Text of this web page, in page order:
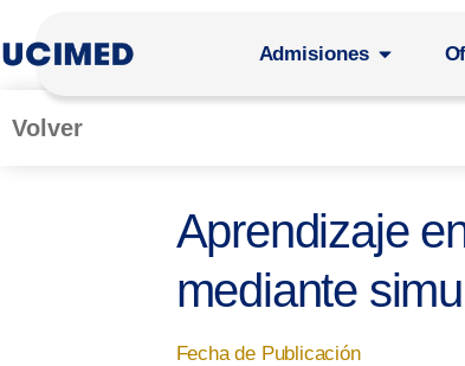
Admisiones
Volver
Aprendizaje
mediante
Fecha de Publicación